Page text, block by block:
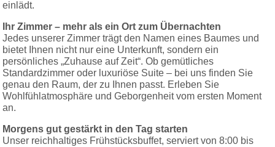
einlädt.
Ihr Zimmer – mehr als ein Ort zum Übernachten
Jedes unserer Zimmer trägt den Namen eines Baumes und
bietet Ihnen nicht nur eine Unterkunft, sondern ein
persönliches „Zuhause auf Zeit“. Ob gemütliches
Standardzimmer oder luxuriöse Suite – bei uns finden Sie
genau den Raum, der zu Ihnen passt. Erleben Sie
Wohlfühlatmosphäre und Geborgenheit vom ersten Moment
an.
Morgens gut gestärkt in den Tag starten
Unser reichhaltiges Frühstücksbuffet, serviert von 8:00 bis